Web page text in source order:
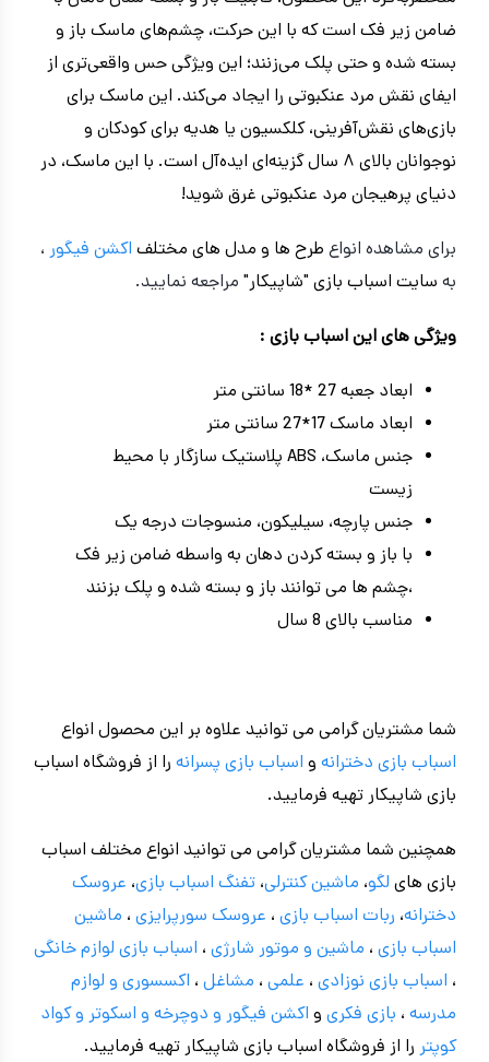
ضامن زیر فک است که با این حرکت، چشم‌های ماسک باز و
بسته شده و حتی پلک می‌زنند؛ این ویژگی حس واقعی‌تری از
ایفای نقش مرد عنکبوتی را ایجاد می‌کند. این ماسک برای
بازی‌های نقش‌آفرینی، کلکسیون یا هدیه برای کودکان و
نوجوانان بالای ۸ سال گزینه‌ای ایده‌آل است. با این ماسک، در
دنیای پرهیجان مرد عنکبوتی غرق شوید!
برای مشاهده انواع طرح ها و مدل های مختلف اکشن فیگور ،
به سایت اسباب بازی "شاپیکار" مراجعه نمایید.
ویژگی های این اسباب بازی :
ابعاد جعبه 27 *18 سانتی متر
ابعاد ماسک 17*27 سانتی متر
جنس ماسک، ABS پلاستیک سازگار با محیط
زیست
جنس پارچه، سیلیکون، منسوجات درجه یک
با باز و بسته کردن دهان به واسطه ضامن زیر فک
،چشم ها می توانند باز و بسته شده و پلک بزنند
مناسب بالای 8 سال
شما مشتریان گرامی می توانید علاوه بر این محصول انواع
اسباب بازی دخترانه و اسباب بازی پسرانه را از فروشگاه اسباب
بازی شاپیکار تهیه فرمایید.
همچنین شما مشتریان گرامی می توانید انواع مختلف اسباب
بازی های لگو، ماشین کنترلی، تفنگ اسباب بازی، عروسک
دخترانه، ربات اسباب بازی ، عروسک سورپرایزی ، ماشین
اسباب بازی ، ماشین و موتور شارژی ، اسباب بازی لوازم خانگی
، اسباب بازی نوزادی ، علمی ، مشاغل ، اکسسوری و لوازم
مدرسه ، بازی فکری و اکشن فیگور و دوچرخه و اسکوتر و کواد
کوپتر را از فروشگاه اسباب بازی شاپیکار تهیه فرمایید.